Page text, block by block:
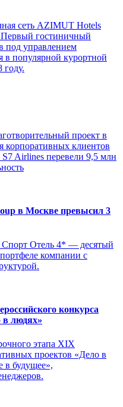
сеть AZIMUT Hotels
Первый гостиничный
под управлением
в популярной курортной
году.
проект в
корпоративных клиентов
Airlines перевели 9,5 млн
в Москве превысил 3
Спорт Отель 4* — десятый
компании с
конкурса
в людях»
этапа XIX
проектов «Дело в
в будущее»,